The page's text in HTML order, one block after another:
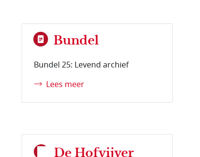
Bundel
Bundel 25: Levend archief
Lees meer
De Hofvijver